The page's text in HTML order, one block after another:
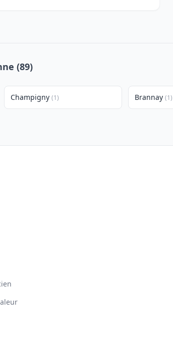
(89)
Champigny (1) Brannay (1)